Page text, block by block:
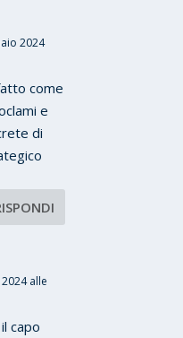
2024
come
e
di
alle
capo